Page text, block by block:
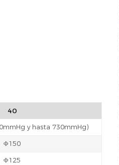
40
y hasta 730mmHg)
Φ150
Φ125